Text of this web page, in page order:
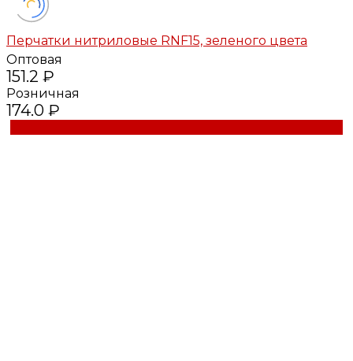
Перчатки нитриловые RNF15, зеленого цвета
Оптовая
151.2 ₽
Розничная
174.0 ₽